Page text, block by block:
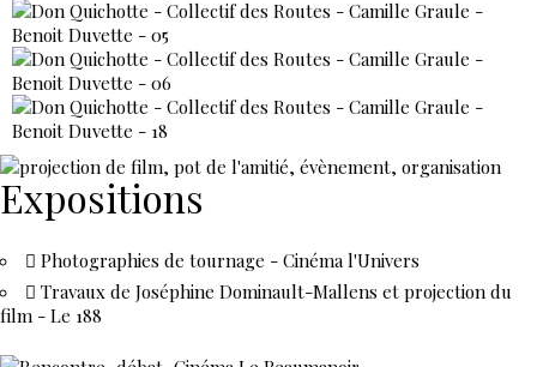
Expositions
Photographies de tournage - Cinéma l'Univers
Travaux de Joséphine Dominault-Mallens et projection du
film - Le 188